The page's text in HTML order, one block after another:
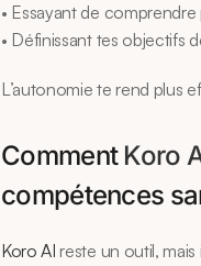
• Essayant de
• Définissant tes objectifs
L’autonomie te rend plus
Comment Koro
compétences
Koro AI reste un outil,